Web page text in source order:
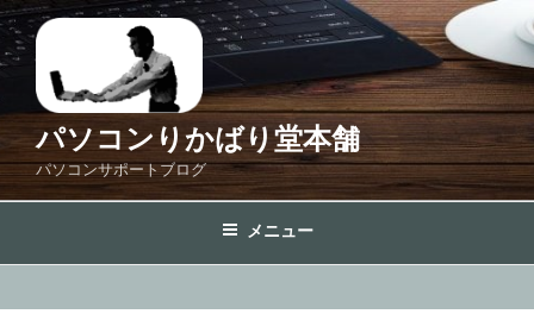
コ
ン
テ
ス
プ
パソコンりかばり堂本舗
パソコンサポートブログ
メニュー